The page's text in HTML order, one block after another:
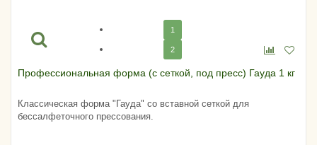
1
2
Профессиональная форма (с сеткой, под пресс) Гауда 1 кг
Классическая форма "Гауда" со вставной сеткой для
бессалфеточного прессования.